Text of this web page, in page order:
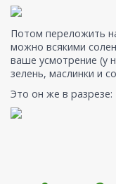
Потом переложить
можно всякими
ваше усмотрение (у
зелень, маслинки и
Это он же в разрезе: